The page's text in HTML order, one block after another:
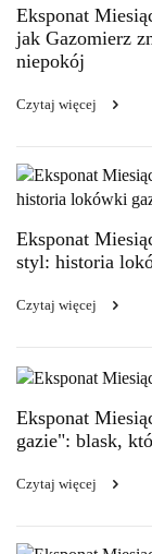
Eksponat
jak Gazomierz
niepokój
Czytaj więcej
Eksponat
styl: historia
Czytaj więcej
Eksponat
gazie": blask,
Czytaj więcej